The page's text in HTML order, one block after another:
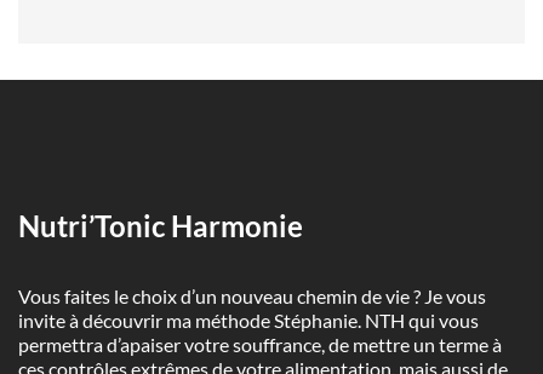
Nutri’Tonic Harmonie
Vous faites le choix d’un nouveau chemin de vie ? Je vous
invite à découvrir ma méthode Stéphanie. NTH qui vous
permettra d’apaiser votre souffrance, de mettre un terme à
ces contrôles extrêmes de votre alimentation, mais aussi de